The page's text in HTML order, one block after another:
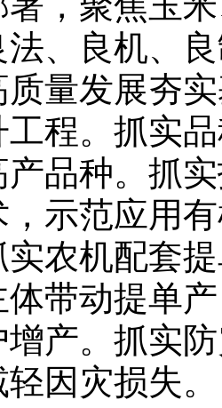
、良机、
质量发展夯
工程。抓实
产品种。抓
，示范应用
实农机配套
体带动提单
增产。抓实
因灾损失。